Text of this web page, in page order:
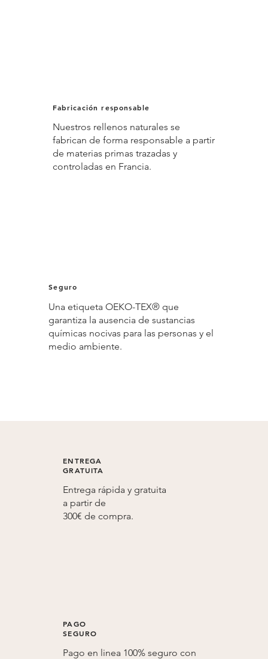
Fabricación responsable
Nuestros rellenos naturales se
fabrican de forma responsable a partir
de materias primas trazadas y
controladas en Francia.
Seguro
Una etiqueta OEKO-TEX® que
garantiza la ausencia de sustancias
químicas nocivas para las personas y el
medio ambiente.
ENTREGA
GRATUITA
Entrega rápida y gratuita
a partir de
300€ de compra.
PAGO
SEGURO
Pago en linea 100% seguro con